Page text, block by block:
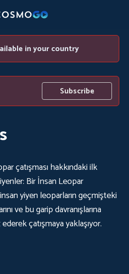
in your country
Subscribe
çatışması hakkındaki ilk
Bir İnsan Leopar
yiyen leoparların geçmişteki
ve bu garip davranışlarına
çatışmaya yaklaşıyor.